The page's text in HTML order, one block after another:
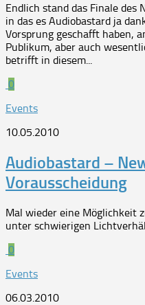
Endlich stand das Finale des
in das es Audiobastard ja
Vorsprung geschafft haben,
Publikum, aber auch
betrifft in diesem...
0
Events
10.05.2010
Audiobastard –
Vorausscheidung
Mal wieder eine Möglichkeit
unter schwierigen
0
Events
06.03.2010